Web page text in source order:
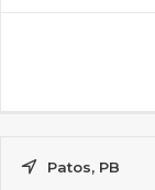
Patos, PB